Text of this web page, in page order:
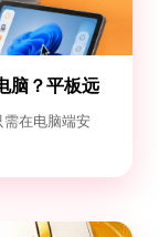
脑？平板远
在电脑端安